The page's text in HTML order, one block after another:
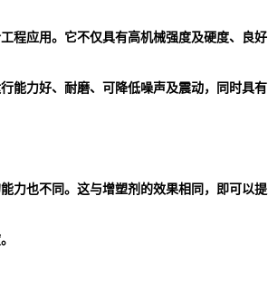
程应用。它不仅具有高机械强度及硬度、良好
能力好、耐磨、可降低噪声及震动，同时具有
力也不同。这与增塑剂的效果相同，即可以提